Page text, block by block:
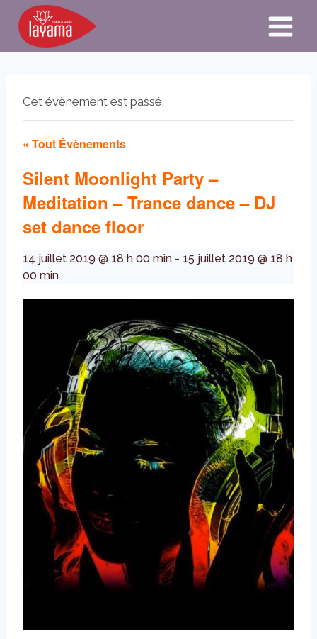
Aller
contenu
Cet évènement est passé.
« Tout Évènements
Silent Moonlight Party –
Meditation – Trance dance – DJ
set dance floor
14 juillet 2019 @ 18 h 00 min - 15 juillet 2019 @ 18 h
00 min